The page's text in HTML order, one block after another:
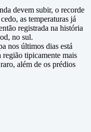
devem subir, o recorde
as temperaturas já
registrada na história
no sul.
nos últimos dias está
tipicamente mais
além de os prédios